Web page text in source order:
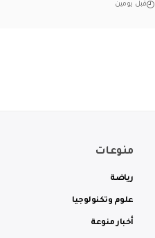
قبل يومين
منوعات
رياضة
علوم وتكنولوجيا
أخبار منوعة